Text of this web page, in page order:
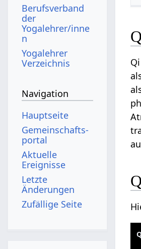
Berufsverband
der
Yogalehrer/inne
n
Yogalehrer
Verzeichnis
Navigation
Hauptseite
Gemeinschafts­
portal
Aktuelle
Ereignisse
Letzte
Änderungen
Zufällige Seite